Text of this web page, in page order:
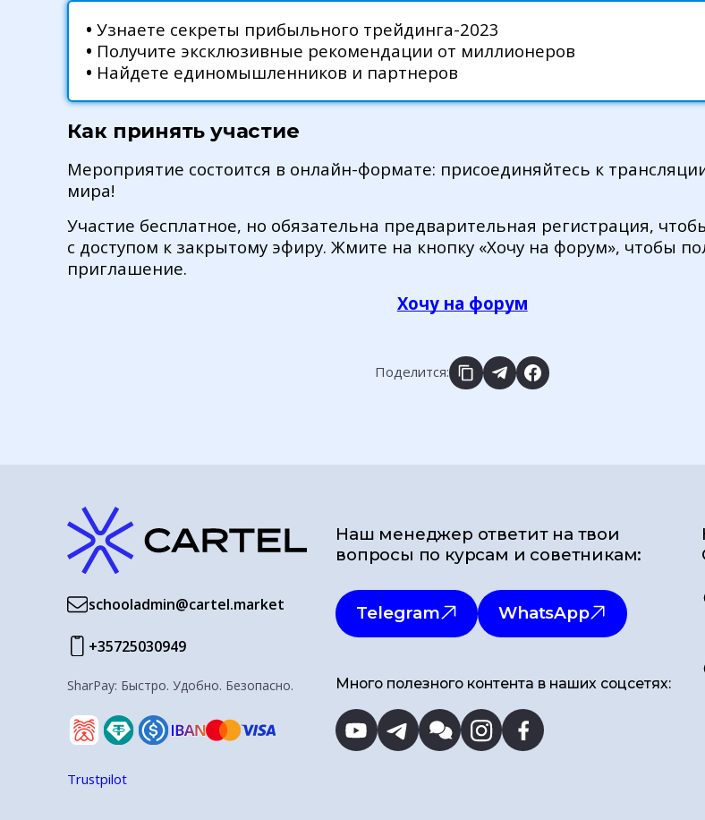
• Узнаете секреты прибыльного трейдинга-2023
• Получите эксклюзивные рекомендации от миллионеров
• Найдете единомышленников и партнеров
Как принять участие
Мероприятие состоится в онлайн-формате: присоединяйтесь к
мира!
Участие бесплатное, но обязательна предварительная регистрация,
с доступом к закрытому эфиру. Жмите на кнопку «Хочу на форум», чтобы
приглашение.
Хочу на форум
Поделится:
schooladmin@cartel.market
+35725030949
SharPay: Быстро. Удобно. Безопасно.
Trustpilot
Наш менеджер ответит на твои
вопросы по курсам и советникам:
Telegram WhatsApp
Много полезного контента в наших соцсетях: